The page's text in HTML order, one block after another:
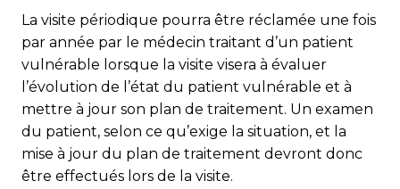
La visite périodique pourra être réclamée une fois
par année par le médecin traitant d’un patient
vulnérable lorsque la visite visera à évaluer
l’évolution de l’état du patient vulnérable et à
mettre à jour son plan de traitement. Un examen
du patient, selon ce qu’exige la si­tuation, et la
mise à jour du plan de traitement devront donc
être effectués lors de la visite.